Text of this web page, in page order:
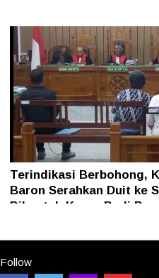
Terindikasi Berbohong,
Baron Serahkan Duit ke
Dibantah Keras Budi
Follow